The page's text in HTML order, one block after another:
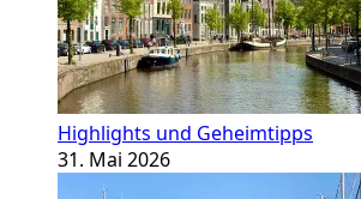
Highlights und Geheimtipps
31. Mai 2026